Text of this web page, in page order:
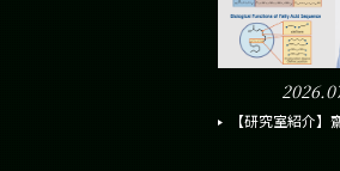
【研究室紹介】